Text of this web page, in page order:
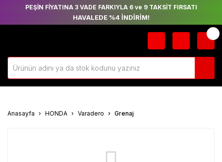
PEŞİN FİYATINA 3 VADE FARKIYLA 6 ve 9 TAKSİT FIRSATI
HAVALEDE %4 İNDİRİM!
Anasayfa HONDA Varadero Grenaj